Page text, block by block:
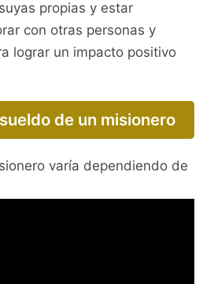
propias y estar
con otras personas y
lograr un impacto positivo
de un misionero
varía dependiendo de